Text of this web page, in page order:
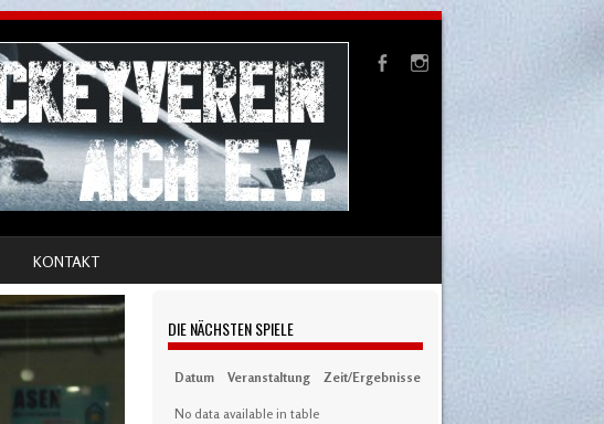
KONTAKT
DIE NÄCHSTEN SPIELE
Datum Veranstaltung Zeit/Ergebnisse
No data available in table